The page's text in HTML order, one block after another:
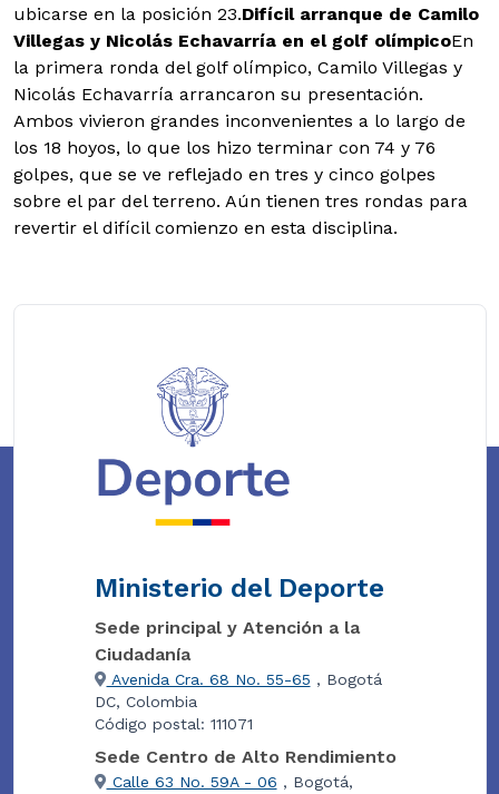
ubicarse en la posición 23.Difícil arranque de Camilo
Villegas y Nicolás Echavarría en el golf olímpicoEn
la primera ronda del golf olímpico, Camilo Villegas y
Nicolás Echavarría arrancaron su presentación.
Ambos vivieron grandes inconvenientes a lo largo de
los 18 hoyos, lo que los hizo terminar con 74 y 76
golpes, que se ve reflejado en tres y cinco golpes
sobre el par del terreno. Aún tienen tres rondas para
revertir el difícil comienzo en esta disciplina.
Ministerio del Deporte
Sede principal y Atención a la
Ciudadanía
Avenida Cra. 68 No. 55-65 , Bogotá
DC, Colombia
Código postal: 111071
Sede Centro de Alto Rendimiento
Calle 63 No. 59A - 06 , Bogotá,